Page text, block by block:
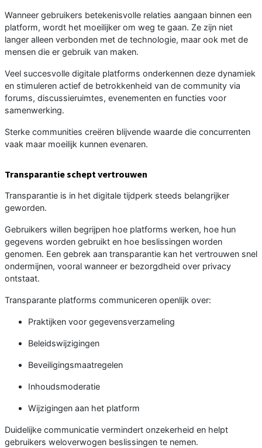
Wanneer gebruikers betekenisvolle relaties aangaan binnen een
platform, wordt het moeilijker om weg te gaan. Ze zijn niet
langer alleen verbonden met de technologie, maar ook met de
mensen die er gebruik van maken.
Veel succesvolle digitale platforms onderkennen deze dynamiek
en stimuleren actief de betrokkenheid van de community via
forums, discussieruimtes, evenementen en functies voor
samenwerking.
Sterke communities creëren blijvende waarde die concurrenten
vaak maar moeilijk kunnen evenaren.
Transparantie schept vertrouwen
Transparantie is in het digitale tijdperk steeds belangrijker
geworden.
Gebruikers willen begrijpen hoe platforms werken, hoe hun
gegevens worden gebruikt en hoe beslissingen worden
genomen. Een gebrek aan transparantie kan het vertrouwen snel
ondermijnen, vooral wanneer er bezorgdheid over privacy
ontstaat.
Transparante platforms communiceren openlijk over:
Praktijken voor gegevensverzameling
Beleidswijzigingen
Beveiligingsmaatregelen
Inhoudsmoderatie
Wijzigingen aan het platform
Duidelijke communicatie vermindert onzekerheid en helpt
gebruikers weloverwogen beslissingen te nemen.